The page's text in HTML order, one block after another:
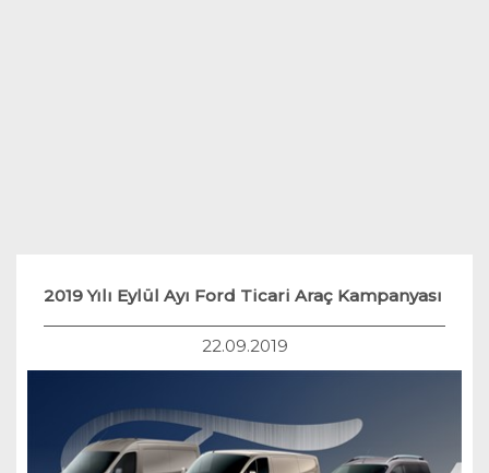
2019 Yılı Eylül Ayı Ford Ticari Araç Kampanyası
22.09.2019